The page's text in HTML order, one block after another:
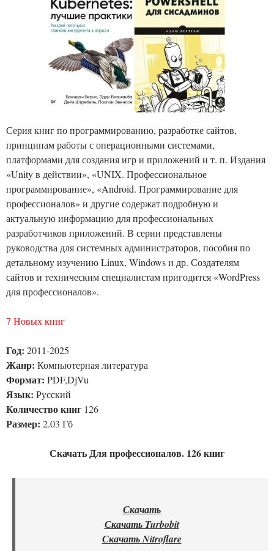
Серия книг по программированию, разработке сайтов,
принципам работы с операционными системами,
платформами для создания игр и приложений и т. п. Издания
«Unity в действии», «UNIX. Профессиональное
программирование», «Android. Программирование для
профессионалов» и другие содержат подробную и
актуальную информацию для профессиональных
разработчиков приложений. В серии представлены
руководства для системных администраторов, пособия по
детальному изучению Linux, Windows и др. Создателям
сайтов и техническим специалистам пригодится «WordPress
для профессионалов».
7 Новых книг
Год: 2011-2025
Жанр: Компьютерная литература
Формат: PDF,DjVu
Язык: Русский
Количество книг 126
Размер: 2.03 Гб
Скачать Для профессионалов. 126 книг
Скачать
Скачать Turbobit
Скачать Nitroflare